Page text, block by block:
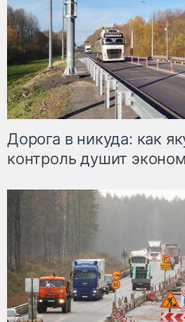
Дорога в никуда: как
контроль душит